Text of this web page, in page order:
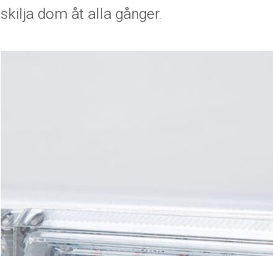
skilja dom åt alla gånger.